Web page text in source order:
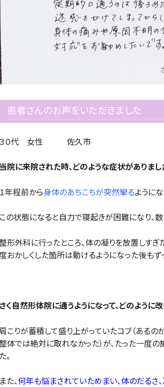
患者さんのお声をいただきました
３０代 女性 佐久市
当院に来院された時、どのような症状がありまし
１年程前から身体のあちこちが突然攣るようにな
この状態になると自力で寝起きが困難になり、
形外科に行ったところ、体の凝りを放置しす
おかしくした箇所は動けるようになった後もず
さく自然形体院に通うようになって、どのように
肩こりが蓄積して盛り上がっていたコブ（ある
体では絶対に取れなかった）が、たった一度
た。
また、何年も悩まされていためまい、体のだる